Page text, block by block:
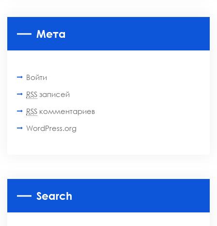
Мета
Войти
RSS записей
RSS комментариев
WordPress.org
Search